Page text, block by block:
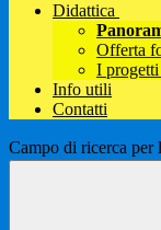
Didattica
Offerta
I progetti
Info utili
Contatti
Campo di ricerca per